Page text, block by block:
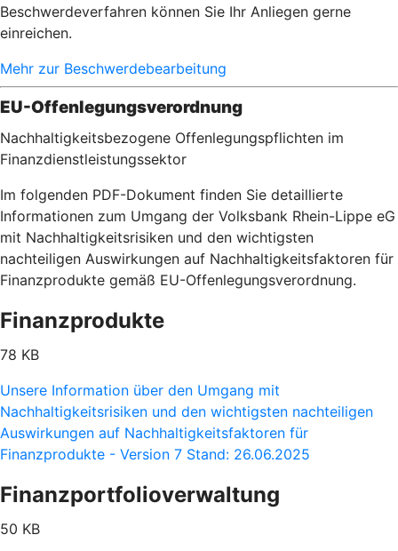
Beschwerdeverfahren können Sie Ihr Anliegen gerne
einreichen.
Mehr zur Beschwerdebearbeitung
EU-Offenlegungsverordnung
Nachhaltigkeitsbezogene Offenlegungspflichten im
Finanzdienstleistungssektor
Im folgenden PDF-Dokument finden Sie detaillierte
Informationen zum Umgang der Volksbank Rhein-Lippe eG
mit Nachhaltigkeitsrisiken und den wichtigsten
nachteiligen Auswirkungen auf Nachhaltigkeitsfaktoren für
Finanzprodukte gemäß EU-Offenlegungsverordnung.
Finanzprodukte
78 KB
Unsere Information über den Umgang mit
Nachhaltigkeitsrisiken und den wichtigsten nachteiligen
Auswirkungen auf Nachhaltigkeitsfaktoren für
Finanzprodukte - Version 7 Stand: 26.06.2025
Finanzportfolioverwaltung
50 KB